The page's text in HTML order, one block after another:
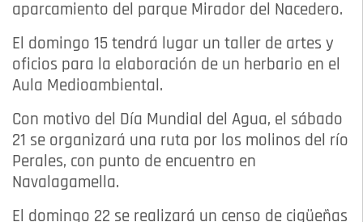
aparcamiento del parque Mirador del Nacedero.
El domingo 15 tendrá lugar un taller de artes y
oficios para la elaboración de un herbario en el
Aula Medioambiental.
Con motivo del Día Mundial del Agua, el sábado
21 se organizará una ruta por los molinos del río
Perales, con punto de encuentro en
Navalagamella.
El domingo 22 se realizará un censo de cigüeñas